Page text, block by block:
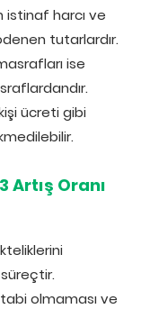
istinaf harcı ve
tutarlardır.
ise
ücreti gibi
Artış Oranı
olmaması ve